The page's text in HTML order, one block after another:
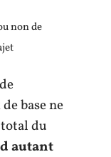
non de
base ne
du
autant